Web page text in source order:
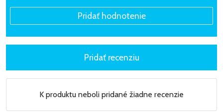
K produktu neboli pridané žiadne recenzie